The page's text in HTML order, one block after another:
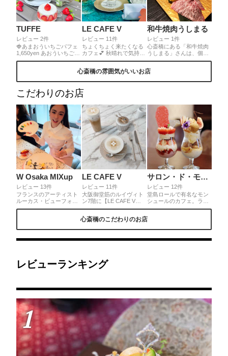
TUFFE
レビュー 2件
🍓あまおういちごパフェ
1,650yen あおういちごの
ムースとジャム アイスま
の生地、 カスタードの優
しい甘みが 懐かしさを覚
える食感🥰 テラス席もあ
って気持ちいいよ🥰
LE CAFE V
レビュー 11件
ちょくちょく来たくなる
カフェ💕 秋晴れで気持ち
のいい日でした✨ こんな
ぶどうのクープと幻の黒
テなどvのつくドリンク
は素敵なヴィトンのモノ
グラムのマークのアート
が❤️
和牛焼肉うしまる
レビュー 1件
心斎橋にある「和牛焼肉
うしまる」さんは、個室
で頂ける高級感満載の焼
ゃ美味しくて明らかに高
てくれる"うしまるスー
プ"は大感動！〆に食べた
特選肉のだし茶漬けも美
味すぎた
心斎橋の雰囲気がいいお店
こだわりのお店
W Osaka MIXup
レビュー 13件
フランスのアーティスト
ルーカス・ビューフォー
トさんとのコラボレーシ
阪」の1F 「MIXup」4月
る。ドリンクも19種類か
ら時間まで飲み放題。5
LE CAFE V
レビュー 11件
大阪御堂筋のルイヴィト
ン7階に【LE CAFE V】
が世界初のオープン♡ル
れる世界観の中でセレブ
ラテは一杯なんと1,600
サロン・ド・モンシェール 心斎橋本店
レビュー 12件
堂島ロールで有名なモン
シュールのカフェ。ラグ
ジュアリーな店内は高級
を過ごせます。季節限定
高の逸品。
心斎橋のこだわりのお店
レビューランキング
1